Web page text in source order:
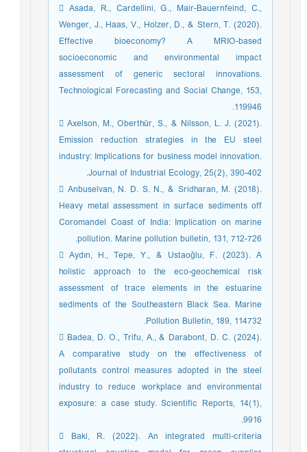
 Asada, R., Cardellini, G., Mair-Bauernfeind, C.,
Wenger, J., Haas, V., Holzer, D., & Stern, T. (2020).
Effective bioeconomy? A MRIO-based
socioeconomic and environmental impact
assessment of generic sectoral innovations.
Technological Forecasting and Social Change, 153,
119946.
 Axelson, M., Oberthür, S., & Nilsson, L. J. (2021).
Emission reduction strategies in the EU steel
industry: Implications for business model innovation.
Journal of Industrial Ecology, 25(2), 390-402.
 Anbuselvan, N. D. S. N., & Sridharan, M. (2018).
Heavy metal assessment in surface sediments off
Coromandel Coast of India: Implication on marine
pollution. Marine pollution bulletin, 131, 712-726.
 Aydın, H., Tepe, Y., & Ustaoğlu, F. (2023). A
holistic approach to the eco-geochemical risk
assessment of trace elements in the estuarine
sediments of the Southeastern Black Sea. Marine
Pollution Bulletin, 189, 114732.
 Badea, D. O., Trifu, A., & Darabont, D. C. (2024).
A comparative study on the effectiveness of
pollutants control measures adopted in the steel
industry to reduce workplace and environmental
exposure: a case study. Scientific Reports, 14(1),
9916.
 Baki, R. (2022). An integrated multi-criteria